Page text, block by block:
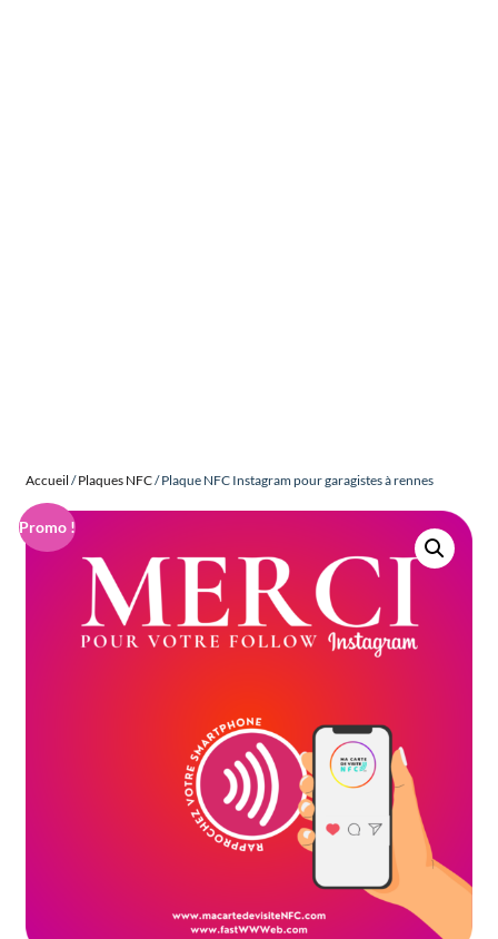
Accueil /Plaques NFC/ Plaque NFC Instagram pour garagistes à rennes
Promo !